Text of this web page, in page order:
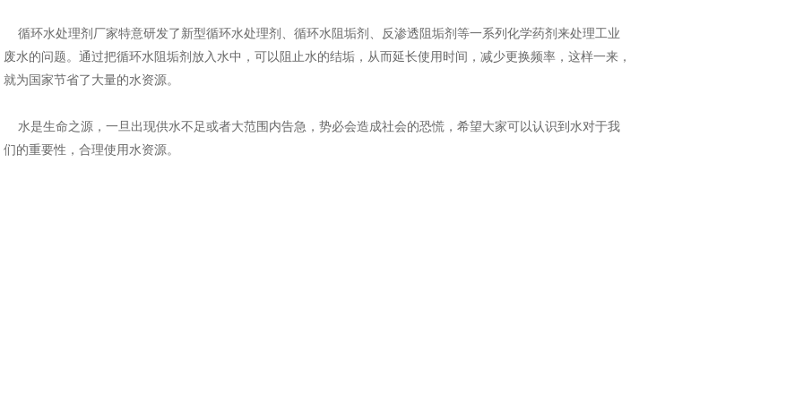
循环水处理剂厂家特意研发了新型循环水处理剂、循环水阻垢剂、反渗透阻垢剂等一系列化学药剂来处理工业
废水的问题。通过把循环水阻垢剂放入水中，可以阻止水的结垢，从而延长使用时间，减少更换频率，这样一来，
就为国家节省了大量的水资源。
水是生命之源，一旦出现供水不足或者大范围内告急，势必会造成社会的恐慌，希望大家可以认识到水对于我
们的重要性，合理使用水资源。